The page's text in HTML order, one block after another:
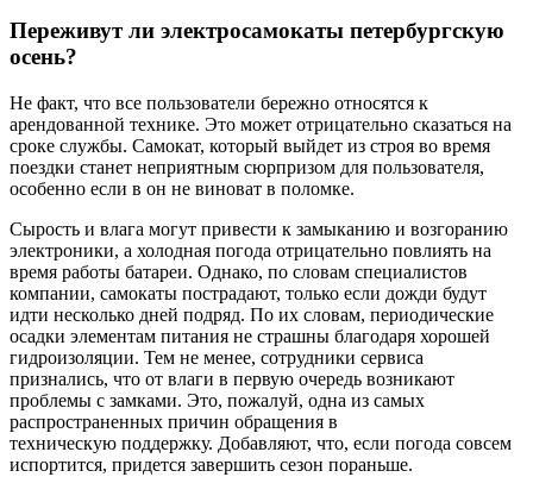
Переживут ли электросамокаты петербургскую
осень?
Не факт, что все пользователи бережно относятся к
арендованной технике. Это может отрицательно сказаться на
сроке службы. Самокат, который выйдет из строя во время
поездки станет неприятным сюрпризом для пользователя,
особенно если в он не виноват в поломке.
Сырость и влага могут привести к замыканию и возгоранию
электроники, а холодная погода отрицательно повлиять на
время работы батареи. Однако, по словам специалистов
компании, самокаты пострадают, только если дожди будут
идти несколько дней подряд. По их словам, периодические
осадки элементам питания не страшны благодаря хорошей
гидроизоляции. Тем не менее, сотрудники сервиса
признались, что от влаги в первую очередь возникают
проблемы с замками. Это, пожалуй, одна из самых
распространенных причин обращения в
техническую поддержку. Добавляют, что, если погода совсем
испортится, придется завершить сезон пораньше.